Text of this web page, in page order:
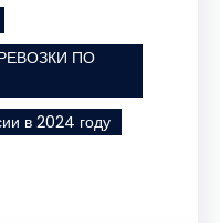
ПО
в 2024 году